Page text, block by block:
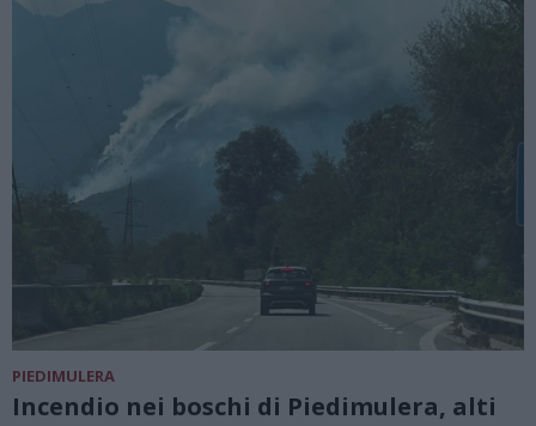
PIEDIMULERA
Incendio nei boschi di Piedimulera, alti